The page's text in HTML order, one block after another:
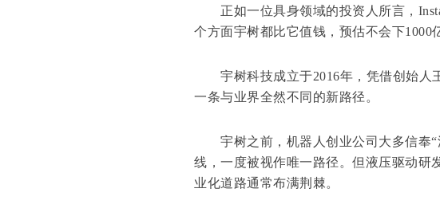
正如一位具身领域的投资人所言，
个方面宇树都比它值钱，预估不会下1000
宇树科技成立于2016年，凭借创始人
一条与业界全然不同的新路径。
宇树之前，机器人创业公司大多信奉“
线，一度被视作唯一路径。但液压驱动研
业化道路通常布满荆棘。